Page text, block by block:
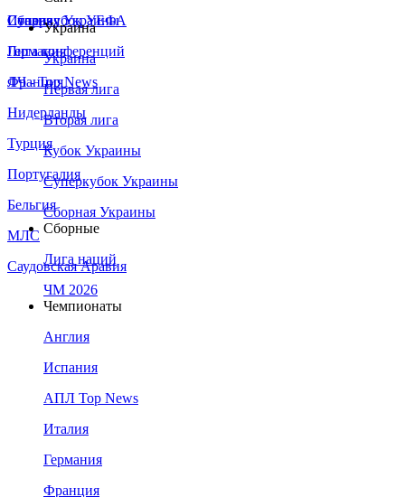
Сборная Украины
Италия
Германия
Франция
Нидерланды
Турция
Португалия
Бельгия
МЛС
Саудовская Аравия
Суперкубок УЕФА
Лига конференций
ЛЧ - Top News
Украина
Украина
Первая лига
Вторая лига
Кубок Украины
Суперкубок Украины
Сборная Украины
Сборные
Лига наций
ЧМ 2026
Чемпионаты
Англия
Испания
АПЛ Top News
Италия
Германия
Франция